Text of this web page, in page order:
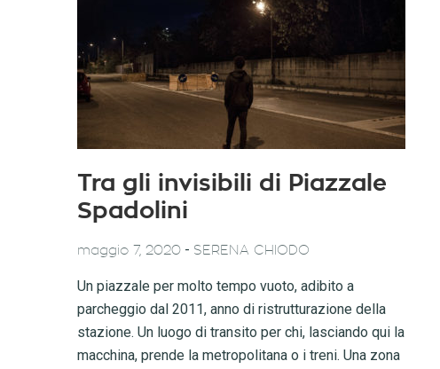
Tra gli invisibili di Piazzale
Spadolini
maggio 7, 2020 - SERENA CHIODO
Un piazzale per molto tempo vuoto, adibito a
parcheggio dal 2011, anno di ristrutturazione della
stazione. Un luogo di transito per chi, lasciando qui la
macchina, prende la metropolitana o i treni. Una zona